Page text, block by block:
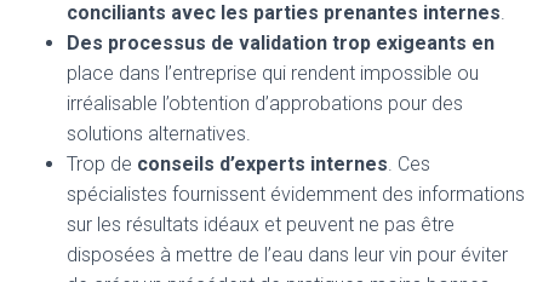
conciliants avec les parties prenantes internes.
Des processus de validation trop exigeants en
place dans l’entreprise qui rendent impossible ou
irréalisable l’obtention d’approbations pour des
solutions alternatives.
Trop de conseils d’experts internes. Ces
spécialistes fournissent évidemment des informations
sur les résultats idéaux et peuvent ne pas être
disposées à mettre de l’eau dans leur vin pour éviter